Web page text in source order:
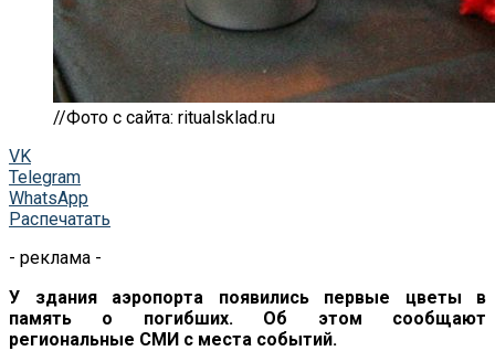
//Фото с сайта: ritualsklad.ru
VK
Telegram
WhatsApp
Распечатать
- реклама -
У здания аэропорта появились первые цветы в
память о погибших. Об этом сообщают
региональные СМИ с места событий.